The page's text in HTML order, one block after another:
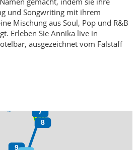
und Songwriting mit ihrem
Mischung aus Soul, Pop und R&B
Erleben Sie Annika live in
ausgezeichnet vom Falstaff